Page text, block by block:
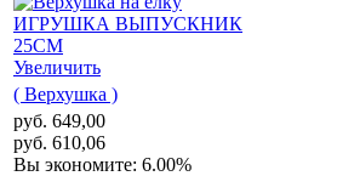
Увеличить
( Верхушка )
руб. 649,00
руб. 610,06
Вы экономите: 6.00%